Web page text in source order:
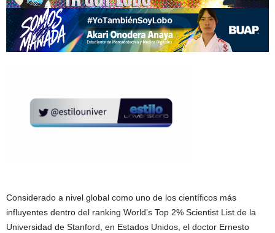
Considerado a nivel global como uno de los científicos más
influyentes dentro del ranking World’s Top 2% Scientist List de la
Universidad de Stanford, en Estados Unidos, el doctor Ernesto